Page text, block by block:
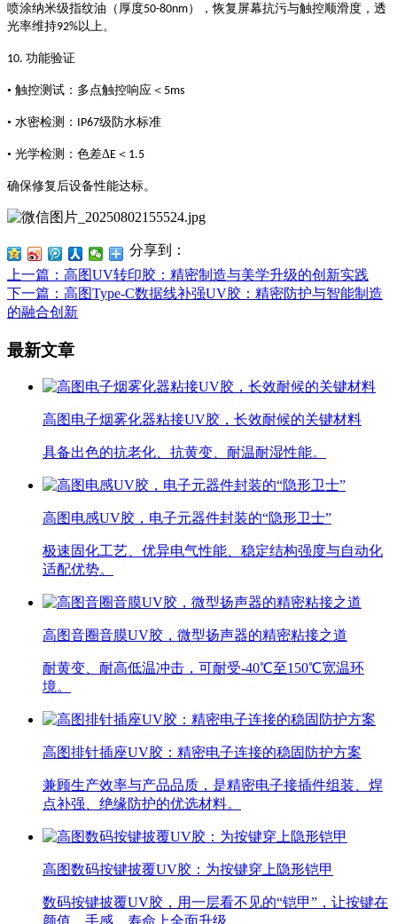
喷涂纳米级指纹油（厚度50-80nm），恢复屏幕抗污与触控顺滑度，透
光率维持92%以上。
10. 功能验证
• 触控测试：多点触控响应＜ 5ms
• 水密检测： IP67级防水标准
• 光学检测：色差ΔE ＜ 1.5
确保修复后设备性能达标。
分享到：
上一篇 ：高图UV转印胶：精密制造与美学升级的创新实践
下一篇 ：高图Type-C数据线补强UV胶：精密防护与智能制造
的融合创新
最新文章
高图电子烟雾化器粘接UV胶，长效耐候的关键材料
具备出色的抗老化、抗黄变、耐温耐湿性能。
高图电感UV胶，电子元器件封装的“隐形卫士”
极速固化工艺、优异电气性能、稳定结构强度与自动化
适配优势。
高图音圈音膜UV胶，微型扬声器的精密粘接之道
耐黄变、耐高低温冲击，可耐受-40℃至150℃宽温环
境。
高图排针插座UV胶：精密电子连接的稳固防护方案
兼顾生产效率与产品品质，是精密电子接插件组装、焊
点补强、绝缘防护的优选材料。
高图数码按键披覆UV胶：为按键穿上隐形铠甲
数码按键披覆UV胶，用一层看不见的“铠甲”，让按键在